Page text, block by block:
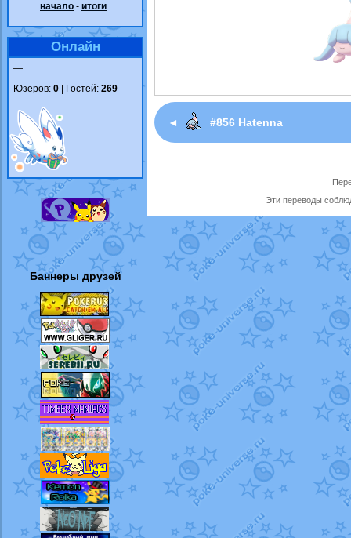
начало - итоги
Онлайн
—
Юзеров: 0 | Гостей: 269
Баннеры друзей
◄ #856 Hatenna
Эти переводы